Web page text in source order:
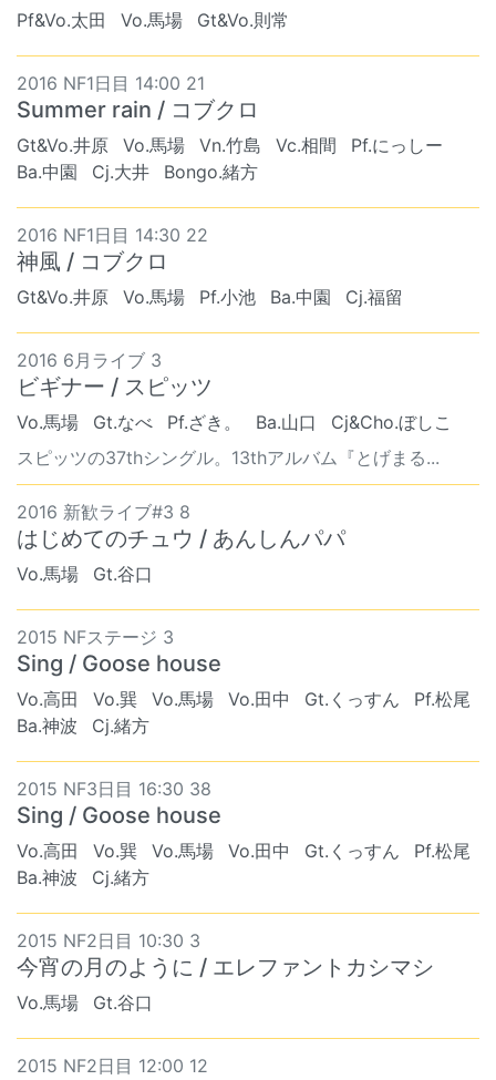
Pf&Vo.太田 Vo.馬場 Gt&Vo.則常
2016 NF1日目 14:00 21
Summer rain / コブクロ
Gt&Vo.井原 Vo.馬場 Vn.竹島 Vc.相間
Pf.にっしー
Ba.中園
Cj.大井 Bongo.緒方
2016 NF1日目 14:30 22
神風 / コブクロ
Gt&Vo.井原 Vo.馬場 Pf.小池 Ba.中園 Cj.福留
2016 6月ライブ 3
ビギナー / スピッツ
Vo.馬場 Gt.なべ Pf.ざき。 Ba.山口
Cj&Cho.ぼしこ
スピッツの37thシングル。13thアルバム『とげまる...
2016 新歓ライブ#3 8
はじめてのチュウ / あんしんパパ
Vo.馬場 Gt.谷口
2015 NFステージ 3
Sing / Goose house
Vo.高田 Vo.巽 Vo.馬場 Vo.田中 Gt.くっすん
Pf.松尾
Ba.神波
Cj.緒方
2015 NF3日目 16:30 38
Sing / Goose house
Vo.高田 Vo.巽 Vo.馬場 Vo.田中 Gt.くっすん
Pf.松尾
Ba.神波
Cj.緒方
2015 NF2日目 10:30 3
今宵の月のように / エレファントカシマシ
Vo.馬場 Gt.谷口
2015 NF2日目 12:00 12